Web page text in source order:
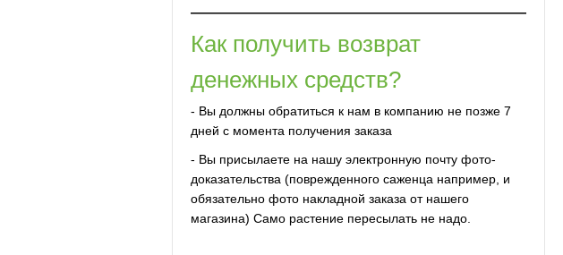
Как получить возврат
денежных средств?
- Вы должны обратиться к нам в компанию не позже 7
дней с момента получения заказа
- Вы присылаете на нашу электронную почту фото-
доказательства (поврежденного саженца например, и
обязательно фото накладной заказа от нашего
магазина) Само растение пересылать не надо.